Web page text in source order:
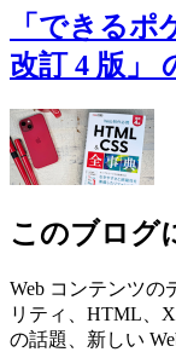
「できる
改訂 4 版」
このブログ
Web コンテンツの
リティ、HTML、
の話題、新しい